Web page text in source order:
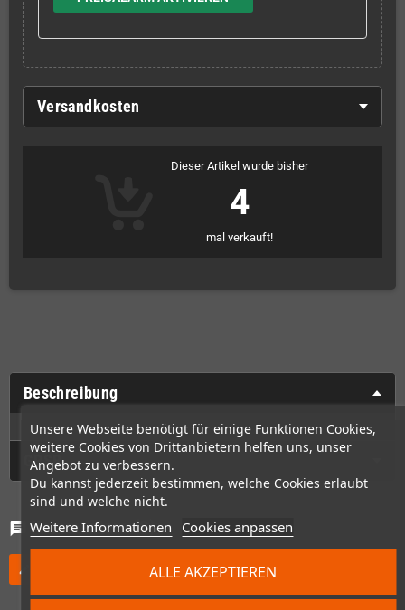
Unsere Webseite benötigt für einige Funktionen Cookies,
weitere Cookies von Drittanbietern helfen uns, unser
Angebot zu verbessern.
Du kannst jederzeit bestimmen, welche Cookies erlaubt
sind und welche nicht.
Weitere Informationen Cookies anpassen
ALLE AKZEPTIEREN
Versandkosten
Dieser Artikel wurde bisher
4
mal verkauft!
Beschreibung
GPSR
chat Kommentare (0)
edit Willst Du nicht den ersten schreiben?